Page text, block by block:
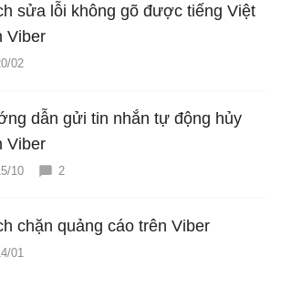
sửa lỗi không gõ được tiếng Việt
Viber
02
dẫn gửi tin nhắn tự động hủy
Viber
10 2
chặn quảng cáo trên Viber
01